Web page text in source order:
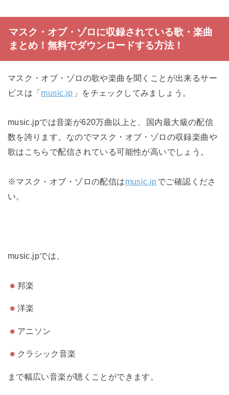
マスク・オブ・ゾロに収録されている歌・楽曲
まとめ！無料でダウンロードする方法！
マスク・オブ・ゾロの歌や楽曲を聞くことが出来るサー
ビスは「music.jp 」をチェックしてみましょう。
music.jpでは音楽が620万曲以上と、国内最大級の配信
数を誇ります。なのでマスク・オブ・ゾロの収録楽曲や
歌はこちらで配信されている可能性が高いでしょう。
※マスク・オブ・ゾロの配信はmusic.jpでご確認くださ
い。
music.jpでは、
邦楽
洋楽
アニソン
クラシック音楽
まで幅広い音楽が聴くことができます。